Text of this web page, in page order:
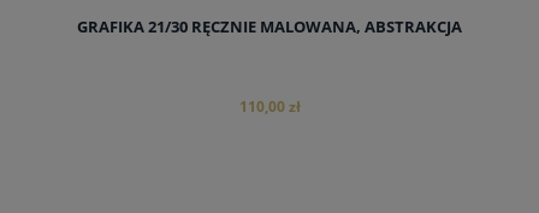
GRAFIKA 21/30 RĘCZNIE MALOWANA, ABSTRAKCJA
110,00 zł